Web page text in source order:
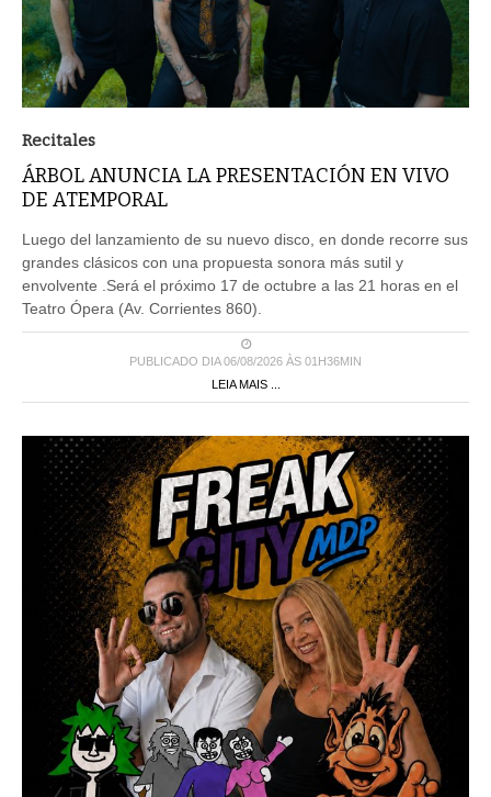
Recitales
ÁRBOL ANUNCIA LA PRESENTACIÓN EN VIVO
DE ATEMPORAL
Luego del lanzamiento de su nuevo disco, en donde recorre sus
grandes clásicos con una propuesta sonora más sutil y
envolvente .Será el próximo 17 de octubre a las 21 horas en el
Teatro Ópera (Av. Corrientes 860).
PUBLICADO DIA 06/08/2026 ÀS 01H36MIN
LEIA MAIS ...